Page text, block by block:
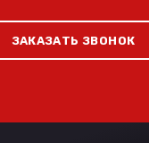
ЗАКАЗАТЬ ЗВОНОК